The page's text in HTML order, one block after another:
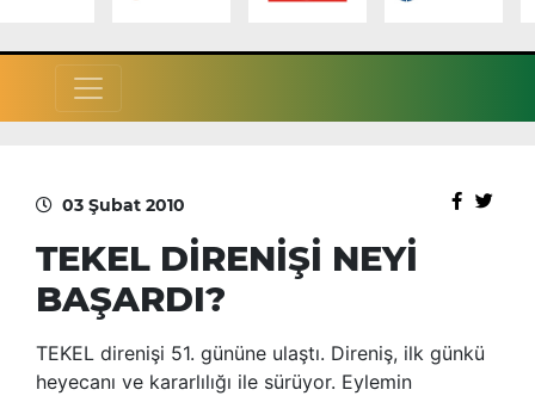
03 Şubat 2010
TEKEL DİRENİŞİ NEYİ
BAŞARDI?
TEKEL direnişi 51. gününe ulaştı. Direniş, ilk günkü
heyecanı ve kararlılığı ile sürüyor. Eylemin